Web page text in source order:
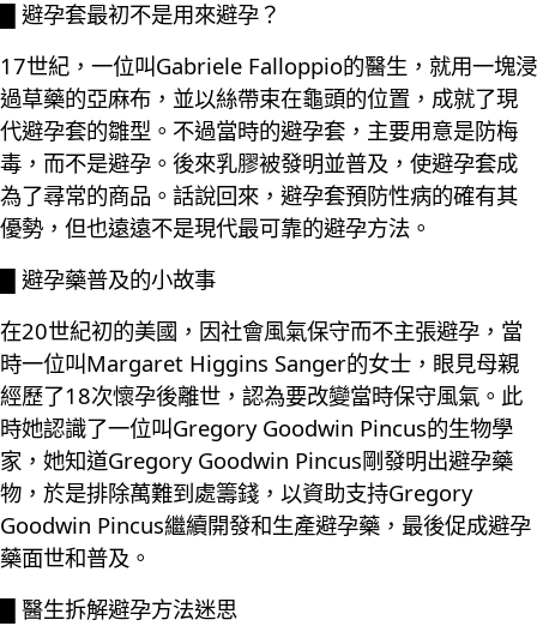
█ 避孕套最初不是用來避孕？
17世紀，一位叫Gabriele Falloppio的醫生，就用一塊浸
過草藥的亞麻布，並以絲帶束在龜頭的位置，成就了現
代避孕套的雛型。不過當時的避孕套，主要用意是防梅
毒，而不是避孕。後來乳膠被發明並普及，使避孕套成
為了尋常的商品。話說回來，避孕套預防性病的確有其
優勢，但也遠遠不是現代最可靠的避孕方法。
█ 避孕藥普及的小故事
在20世紀初的美國，因社會風氣保守而不主張避孕，當
時一位叫Margaret Higgins Sanger的女士，眼見母親
經歷了18次懷孕後離世，認為要改變當時保守風氣。此
時她認識了一位叫Gregory Goodwin Pincus的生物學
家，她知道Gregory Goodwin Pincus剛發明出避孕藥
物，於是排除萬難到處籌錢，以資助支持Gregory
Goodwin Pincus繼續開發和生產避孕藥，最後促成避孕
藥面世和普及。
█ 醫生拆解避孕方法迷思